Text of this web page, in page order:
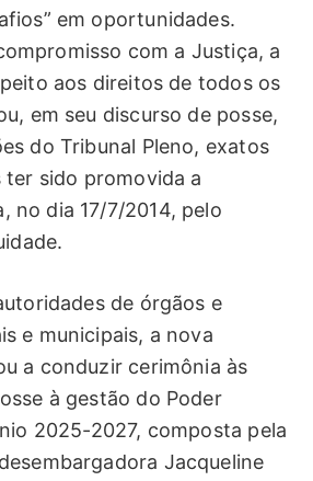
em oportunidades.
com a Justiça, a
aos direitos de todos os
em seu discurso de posse,
do Tribunal Pleno, exatos
ter sido promovida a
no dia 17/7/2014, pelo
de órgãos e
e municipais, a nova
a conduzir cerimônia às
à gestão do Poder
2025-2027, composta pela
Jacqueline